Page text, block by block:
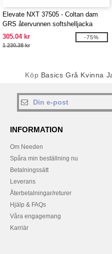
Elevate NXT 37505 - Coltan dam
GRS återvunnen softshelljacka
305.04 kr
1 230.38 kr
-75%
Köp Basics Grå Kvinna
INFORMATION
Om Needen
Spåra min beställning nu
Betalningssätt
Leverans
Återbetalningar/returer
Hjälp & FAQs
Våra engagemang
Karriär